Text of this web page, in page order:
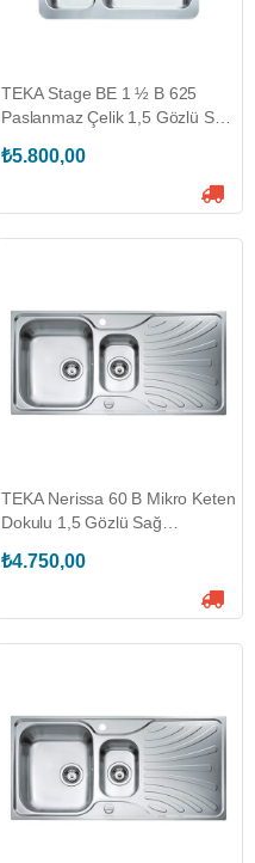
TEKA Stage BE 1 ½ B 625
Paslanmaz Çelik 1,5 Gözlü Sol
(TEKA.40108520)
₺5.800,00
TEKA Nerissa 60 B Mikro Keten
Dokulu 1,5 Gözlü Sağ
(TEKA.40109237)
₺4.750,00